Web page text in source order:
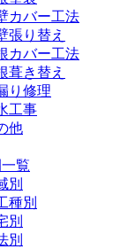
カバー工法
張り替え
カバー工法
葺き替え
り修理
工事
他
覧
別
種別
別
別